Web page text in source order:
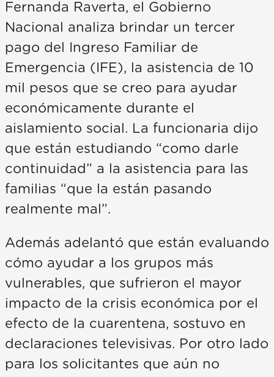
Fernanda Raverta, el Gobierno
Nacional analiza brindar un tercer
pago del Ingreso Familiar de
Emergencia (IFE), la asistencia de 10
mil pesos que se creo para ayudar
económicamente durante el
aislamiento social. La funcionaria dijo
que están estudiando “como darle
continuidad” a la asistencia para las
familias “que la están pasando
realmente mal”.
Además adelantó que están evaluando
cómo ayudar a los grupos más
vulnerables, que sufrieron el mayor
impacto de la crisis económica por el
efecto de la cuarentena, sostuvo en
declaraciones televisivas. Por otro lado
para los solicitantes que aún no